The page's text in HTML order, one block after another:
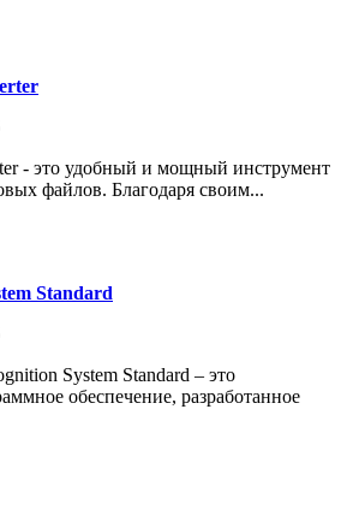
- это удобный и мощный инструмент
файлов. Благодаря своим...
Standard
System Standard – это
обеспечение, разработанное